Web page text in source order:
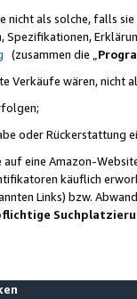
als solche, falls
Spezifikationen,
(zusammen die „
wären, nicht
oder Rückerstattung
eine Amazon-
käuflich
Links) bzw.